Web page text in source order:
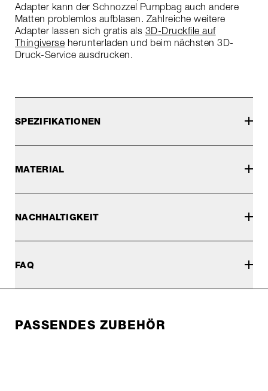
Adapter kann der Schnozzel Pumpbag auch andere
Matten problemlos aufblasen. Zahlreiche weitere
Adapter lassen sich gratis als 3D-Druckfile auf
Thingiverse herunterladen und beim nächsten 3D-
Druck-Service ausdrucken.
SPEZIFIKATIONEN
MATERIAL
NACHHALTIGKEIT
FAQ
PASSENDES ZUBEHÖR